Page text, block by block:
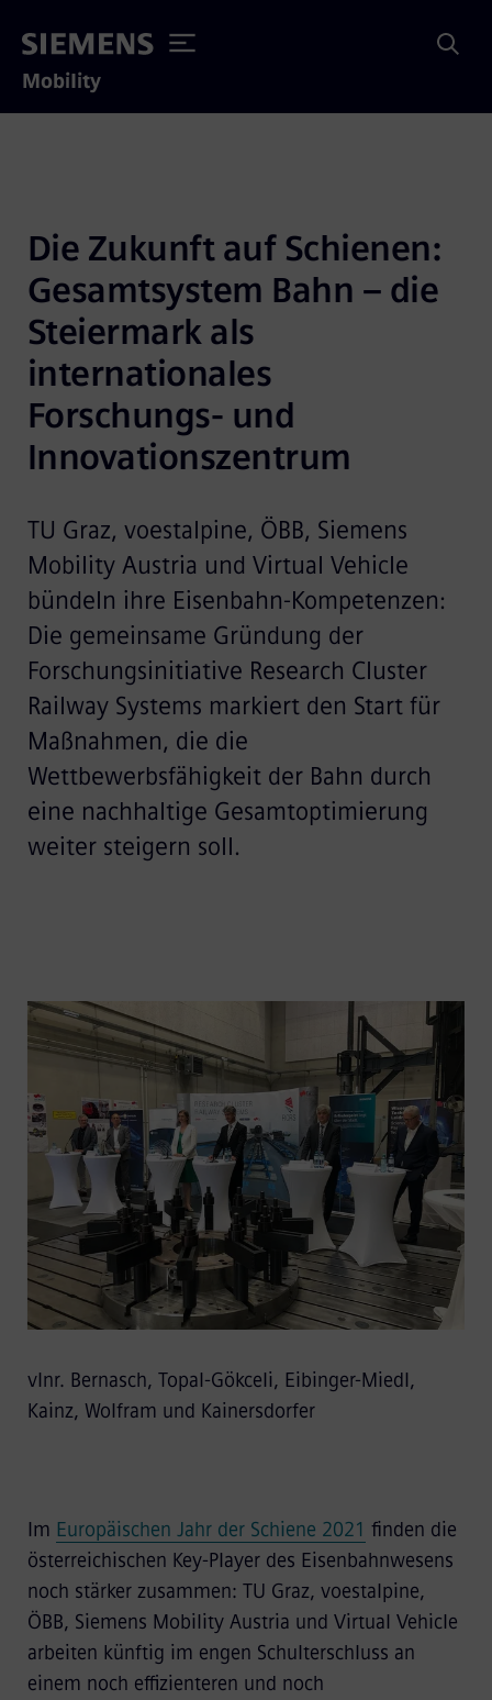
Mobility
Die Zukunft auf Schienen:
Gesamtsystem Bahn – die
Steiermark als
internationales
Forschungs- und
Innovationszentrum
TU Graz, voestalpine, ÖBB, Siemens
Mobility Austria und Virtual Vehicle
bündeln ihre Eisenbahn-Kompetenzen:
Die gemeinsame Gründung der
Forschungsinitiative Research Cluster
Railway Systems markiert den Start für
Maßnahmen, die die
Wettbewerbsfähigkeit der Bahn durch
eine nachhaltige Gesamtoptimierung
weiter steigern soll.
vlnr. Bernasch, Topal-Gökceli, Eibinger-Miedl,
Kainz, Wolfram und Kainersdorfer
Im Europäischen Jahr der Schiene 2021 finden die
österreichischen Key-Player des Eisenbahnwesens
noch stärker zusammen: TU Graz, voestalpine,
ÖBB, Siemens Mobility Austria und Virtual Vehicle
arbeiten künftig im engen Schulterschluss an
einem noch effizienteren und noch